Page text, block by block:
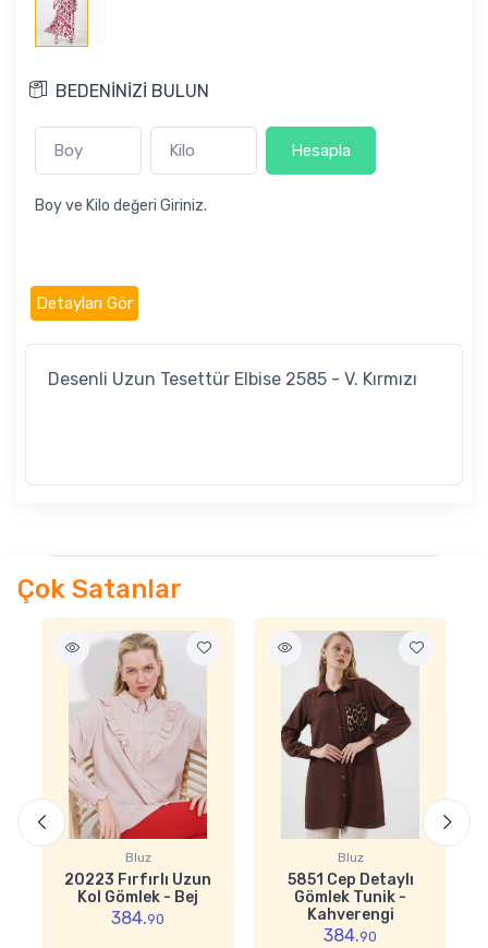
BEDENİNİZİ BULUN
Hesapla
Boy ve Kilo değeri Giriniz.
Detayları Gör
Desenli Uzun Tesettür Elbise 2585 - V. Kırmızı
Çok Satanlar
Bluz
20223 Fırfırlı Uzun
Kol Gömlek - Bej
384.90
Bluz
5851 Cep Detaylı
Gömlek Tunik -
Kahverengi
384.90